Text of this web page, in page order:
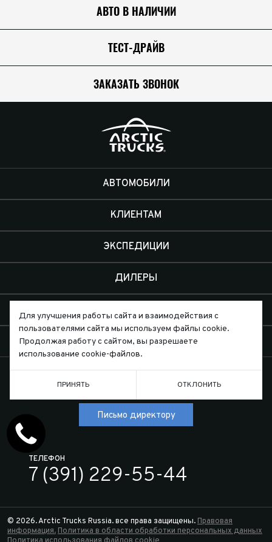
АВТО В НАЛИЧИИ
ТЕСТ-ДРАЙВ
ЗАКАЗАТЬ ЗВОНОК
АВТОМОБИЛИ
КЛИЕНТАМ
ЭКСПЕДИЦИИ
ДИЛЕРЫ
О КОМПАНИИ
КОНТАКТЫ
Письмо директору
ТЕЛЕФОН
7 (391) 229-55-44
© 2026. Arctic Trucks Russia. все права защищены.Правовая
информация.Политика в области обработки персональных данных
Для улучшения работы сайта и взаимодействия с
пользователями сайта мы используем файлы cookie.
Продолжая работу с сайтом, вы разрешаете
использование cookie-файлов.
ПРИНЯТЬ ОТКЛОНИТЬ